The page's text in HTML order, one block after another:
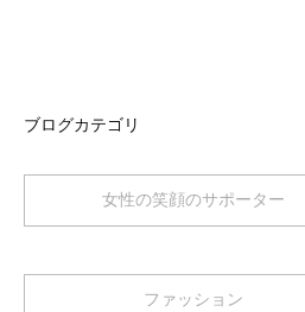
ブログカテゴリ
女性の笑顔のサポーター
ファッション